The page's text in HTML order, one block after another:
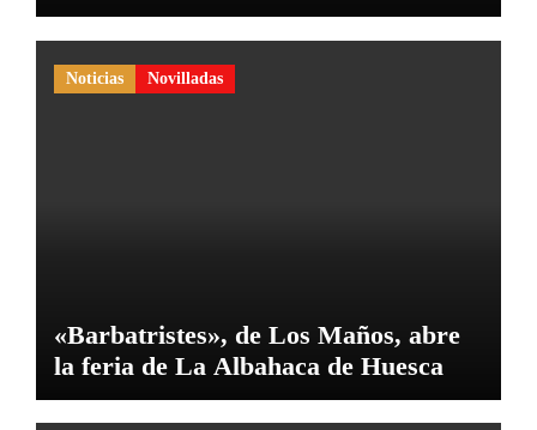
Noticias Novilladas
«Barbatristes», de Los Maños, abre
la feria de La Albahaca de Huesca